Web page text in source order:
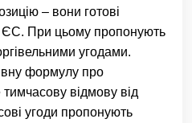
– вони готові
ЄС. При цьому пропонують
угодами.
формулу про
тимчасову відмову від
угоди пропонують